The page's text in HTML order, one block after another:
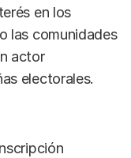
en los
las comunidades
actor
electorales.